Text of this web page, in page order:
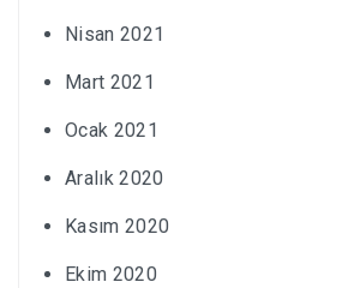
Nisan 2021
Mart 2021
Ocak 2021
Aralık 2020
Kasım 2020
Ekim 2020